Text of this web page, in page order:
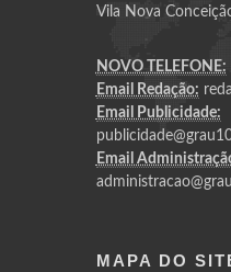
Vila Nova
NOVO TELEFONE:
Email Redação:
Email Publicidade:
Email
MAPA DO